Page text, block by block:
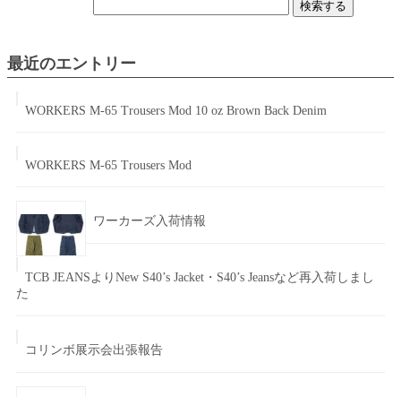
最近のエントリー
WORKERS M-65 Trousers Mod 10 oz Brown Back Denim
WORKERS M-65 Trousers Mod
ワーカーズ入荷情報
TCB JEANSよりNew S40’s Jacket・S40’s Jeansなど再入荷しまし
た
コリンボ展示会出張報告